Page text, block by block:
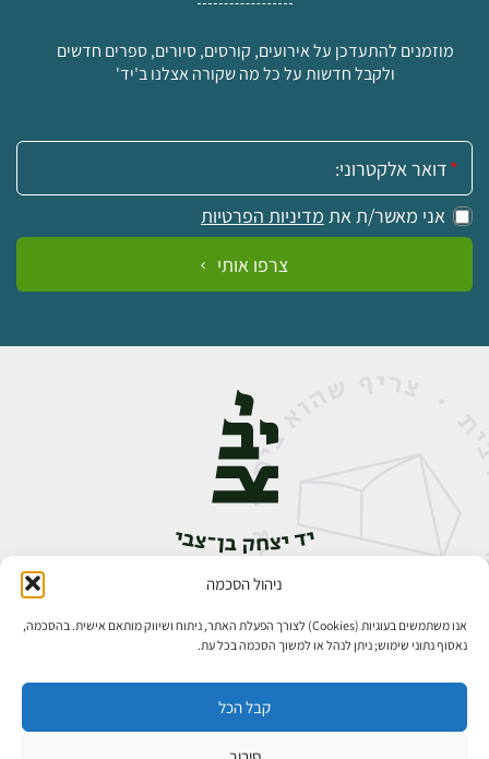
ניהול הסכמה
אנו משתמשים בעוגיות (Cookies) לצורך הפעלת האתר, ניתוח ושיווק מותאם אישית. בהסכמה,
נאסוף נתוני שימוש; ניתן לנהל או למשוך הסכמה בכל עת.
קבל הכל
מוזמנים להתעדכן על אירועים, קורסים, סיורים, ספרים חדשים
ולקבל חדשות על כל מה שקורה אצלנו ב'יד'
אימייל:
אני מאשר/ת את מדיניות הפרטיות
צרפו אותי
אבן גבירול 14, רחביה, ירושלים